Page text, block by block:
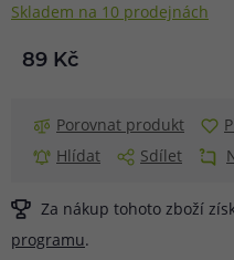
Skladem na 10 prodejnách
89 Kč
Porovnat produkt
Hlídat
Sdílet
Za nákup tohoto zboží
programu.